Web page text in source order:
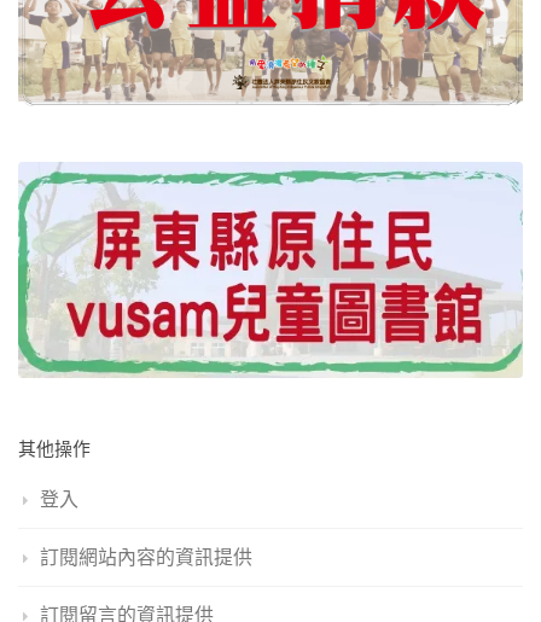
其他操作
登入
訂閱網站內容的資訊提供
訂閱留言的資訊提供